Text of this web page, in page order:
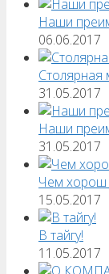
Наши
06.06.2017
Столярная
31.05.2017
Наши
31.05.2017
Чем хорош
15.05.2017
В тайгу!
11.05.2017